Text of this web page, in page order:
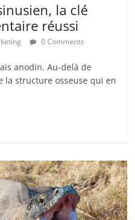
la clé
réussi
0 Comments
anodin. Au-delà de
la structure osseuse qui en